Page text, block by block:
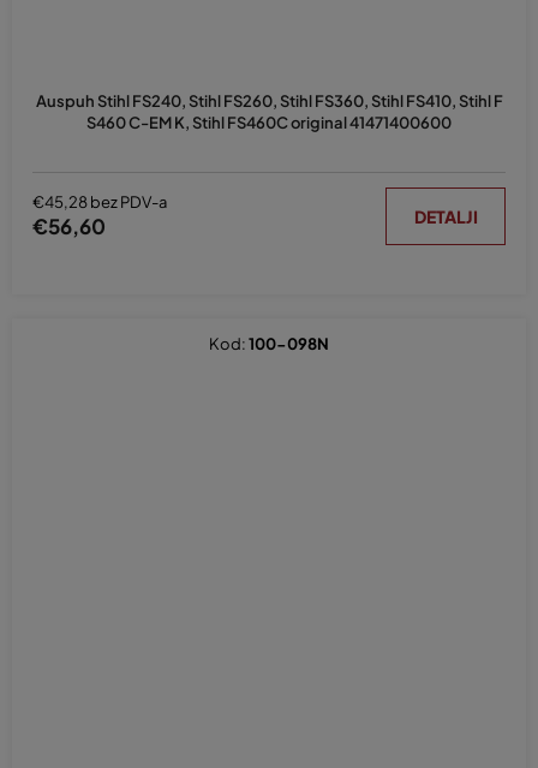
Auspuh Stihl FS240, Stihl FS260, Stihl FS360, Stihl FS410, Stihl F
S460 C-EM K, Stihl FS460C original 41471400600
€45,28 bez PDV-a
€56,60 DETALJI
Kod:100-098N